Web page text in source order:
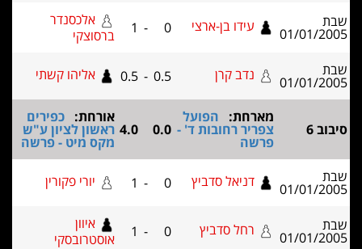
01/01/ עידו בן-ארצי 0
1
אלכסנדר
ברסוצקי
01/01/ נדב קרן 0.5 אליהו קשתי
מארחת:הפועל
צפריר רחובות ד' - 0.0
4.0
אורחת:כפירים
ראשון לציון ע"ש
מקס מיט - פרשה
01/01/ דניאל סדביץ 0
1 יורי פקורין
01/01/ רחל סדביץ 0
1
איוון
אוסטרובסקי